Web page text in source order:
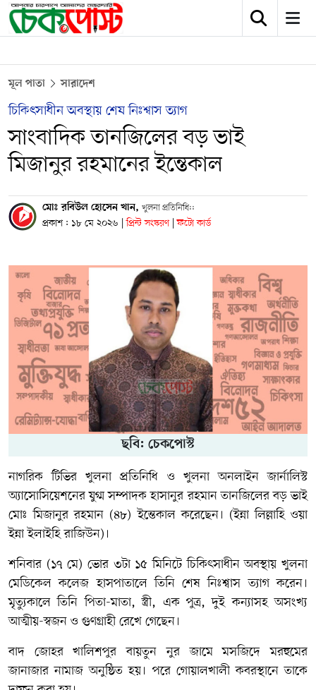
মূল পাতা সারাদেশ
চিকিৎসাধীন অবস্থায় শেষ নিঃশ্বাস ত্যাগ
সাংবাদিক তানজিলের বড় ভাই
মিজানুর রহমানের ইন্তেকাল
মোঃ রবিউল হোসেন খান, খুলনা প্রতিনিধি::
প্রকাশ : ১৮ মে ২০২৬ | প্রিন্ট সংস্করণ | ফটো কার্ড
ছবি: চেকপোস্ট
নাগরিক টিভির খুলনা প্রতিনিধি ও খুলনা অনলাইন জার্নালিস্ট
অ্যাসোসিয়েশনের যুগ্ম সম্পাদক হাসানুর রহমান তানজিলের বড় ভাই
মোঃ মিজানুর রহমান (৪৮) ইন্তেকাল করেছেন। (ইন্না লিল্লাহি ওয়া
ইন্না ইলাইহি রাজিউন)।
শনিবার (১৭ মে) ভোর ৩টা ১৫ মিনিটে চিকিৎসাধীন অবস্থায় খুলনা
মেডিকেল কলেজ হাসপাতালে তিনি শেষ নিঃশ্বাস ত্যাগ করেন।
মৃত্যুকালে তিনি পিতা-মাতা, স্ত্রী, এক পুত্র, দুই কন্যাসহ অসংখ্য
আত্মীয়-স্বজন ও গুণগ্রাহী রেখে গেছেন।
বাদ জোহর খালিশপুর বায়তুন নুর জামে মসজিদে মরহুমের
জানাজার নামাজ অনুষ্ঠিত হয়। পরে গোয়ালখালী কবরস্থানে তাকে